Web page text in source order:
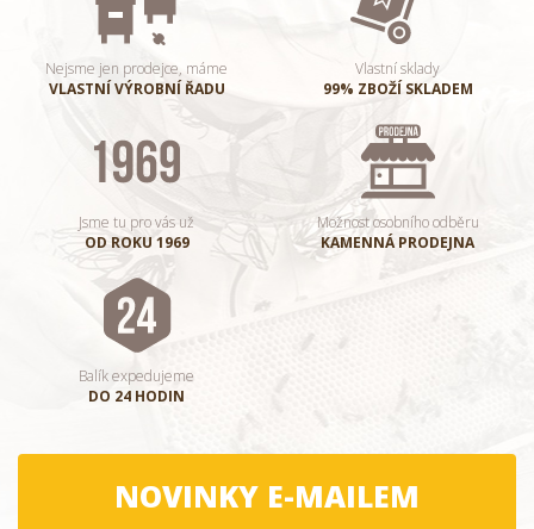
Nejsme jen prodejce, máme
VLASTNÍ VÝROBNÍ ŘADU
Vlastní sklady
99% ZBOŽÍ SKLADEM
Jsme tu pro vás už
OD ROKU 1969
Možnost osobního odběru
KAMENNÁ PRODEJNA
Balík expedujeme
DO 24 HODIN
NOVINKY E-MAILEM